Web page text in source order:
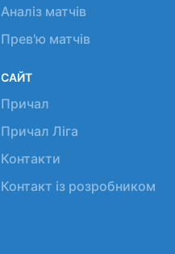
Аналіз матчів
Прев'ю матчів
САЙТ
Причал
Причал Ліга
Контакти
Контакт із розробником